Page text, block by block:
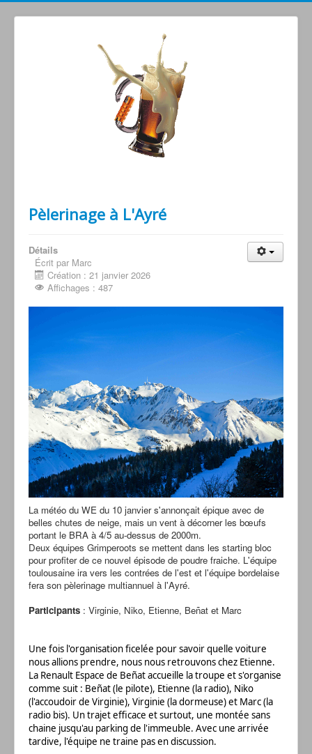
Pèlerinage à L'Ayré
Détails
Écrit par Marc
Création : 21 janvier 2026
Affichages : 487
La météo du WE du 10 janvier s'annonçait épique avec de
belles chutes de neige, mais un vent à décorner les bœufs
portant le BRA à 4/5 au-dessus de 2000m.
Deux équipes Grimperoots se mettent dans les starting bloc
pour profiter de ce nouvel épisode de poudre fraiche. L'équipe
toulousaine ira vers les contrées de l'est et l'équipe bordelaise
fera son pèlerinage multiannuel à l'Ayré.
Participants : Virginie, Niko, Etienne, Beñat et Marc
Une fois l'organisation ficelée pour savoir quelle voiture
nous allions prendre, nous nous retrouvons chez Etienne.
La Renault Espace de Beñat accueille la troupe et s'organise
comme suit : Beñat (le pilote), Etienne (la radio), Niko
(l'accoudoir de Virginie), Virginie (la dormeuse) et Marc (la
radio bis). Un trajet efficace et surtout, une montée sans
chaine jusqu'au parking de l'immeuble. Avec une arrivée
tardive, l'équipe ne traine pas en discussion.